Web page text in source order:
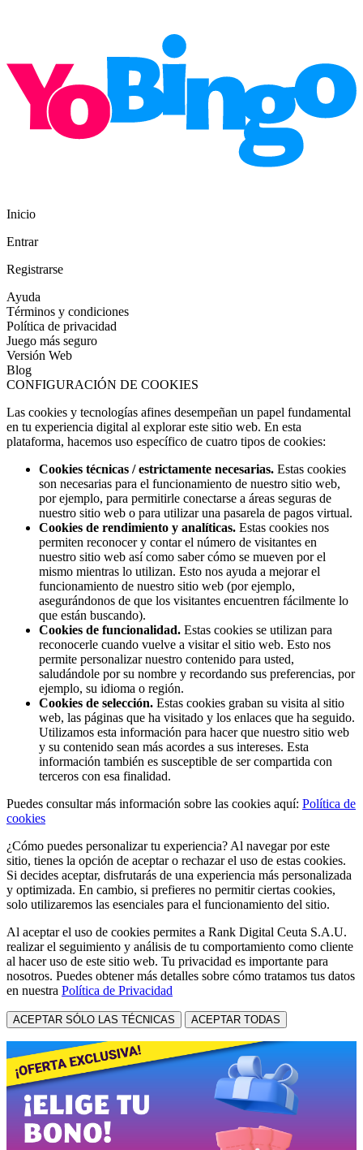
Inicio
Entrar
Registrarse
Ayuda
Términos y condiciones
Política de privacidad
Juego más seguro
Versión Web
Blog
CONFIGURACIÓN DE COOKIES
Las cookies y tecnologías afines desempeñan un papel fundamental
en tu experiencia digital al explorar este sitio web. En esta
plataforma, hacemos uso específico de cuatro tipos de cookies:
Cookies técnicas / estrictamente necesarias. Estas cookies
son necesarias para el funcionamiento de nuestro sitio web,
por ejemplo, para permitirle conectarse a áreas seguras de
nuestro sitio web o para utilizar una pasarela de pagos virtual.
Cookies de rendimiento y analíticas. Estas cookies nos
permiten reconocer y contar el número de visitantes en
nuestro sitio web así como saber cómo se mueven por el
mismo mientras lo utilizan. Esto nos ayuda a mejorar el
funcionamiento de nuestro sitio web (por ejemplo,
asegurándonos de que los visitantes encuentren fácilmente lo
que están buscando).
Cookies de funcionalidad. Estas cookies se utilizan para
reconocerle cuando vuelve a visitar el sitio web. Esto nos
permite personalizar nuestro contenido para usted,
saludándole por su nombre y recordando sus preferencias, por
ejemplo, su idioma o región.
Cookies de selección. Estas cookies graban su visita al sitio
web, las páginas que ha visitado y los enlaces que ha seguido.
Utilizamos esta información para hacer que nuestro sitio web
y su contenido sean más acordes a sus intereses. Esta
información también es susceptible de ser compartida con
terceros con esa finalidad.
Puedes consultar más información sobre las cookies aquí: Política de
cookies
¿Cómo puedes personalizar tu experiencia? Al navegar por este
sitio, tienes la opción de aceptar o rechazar el uso de estas cookies.
Si decides aceptar, disfrutarás de una experiencia más personalizada
y optimizada. En cambio, si prefieres no permitir ciertas cookies,
solo utilizaremos las esenciales para el funcionamiento del sitio.
Al aceptar el uso de cookies permites a Rank Digital Ceuta S.A.U.
realizar el seguimiento y análisis de tu comportamiento como cliente
al hacer uso de este sitio web. Tu privacidad es importante para
nosotros. Puedes obtener más detalles sobre cómo tratamos tus datos
en nuestra Política de Privacidad
ACEPTAR SÓLO LAS TÉCNICAS ACEPTAR TODAS